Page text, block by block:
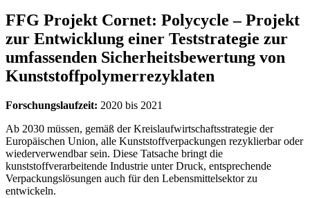
FFG Projekt Cornet: Polycycle – Projekt
zur Entwicklung einer Teststrategie zur
umfassenden Sicherheitsbewertung von
Kunststoffpolymerrezyklaten
Forschungslaufzeit: 2020 bis 2021
Ab 2030 müssen, gemäß der Kreislaufwirtschaftsstrategie der
Europäischen Union, alle Kunststoffverpackungen rezyklierbar oder
wiederverwendbar sein. Diese Tatsache bringt die
kunststoffverarbeitende Industrie unter Druck, entsprechende
Verpackungslösungen auch für den Lebensmittelsektor zu
entwickeln.